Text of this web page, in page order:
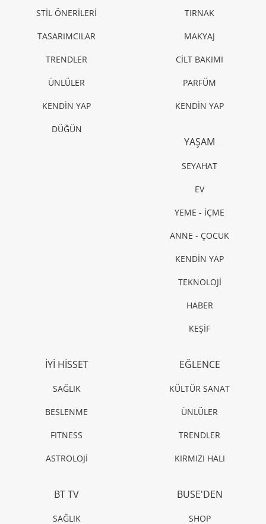
STİL ÖNERİLERİ
TASARIMCILAR
TRENDLER
ÜNLÜLER
KENDİN YAP
DÜĞÜN
TIRNAK
MAKYAJ
CİLT BAKIMI
PARFÜM
KENDİN YAP
YAŞAM
SEYAHAT
EV
YEME - İÇME
ANNE - ÇOCUK
KENDİN YAP
TEKNOLOJİ
HABER
KEŞİF
İYİ HİSSET
SAĞLIK
BESLENME
FITNESS
ASTROLOJİ
EĞLENCE
KÜLTÜR SANAT
ÜNLÜLER
TRENDLER
KIRMIZI HALI
BT TV
SAĞLIK
BUSE'DEN
SHOP